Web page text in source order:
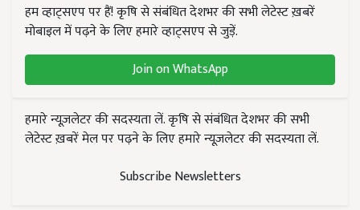
हम व्हाट्सएप पर हैं! कृषि से संबंधित देशभर की सभी लेटेस्ट ख़बरें
मोबाइल में पढ़ने के लिए हमारे व्हाट्सएप से जुड़ें.
Join on WhatsApp
हमारे न्यूज़लेटर की सदस्यता लें. कृषि से संबंधित देशभर की सभी
लेटेस्ट ख़बरें मेल पर पढ़ने के लिए हमारे न्यूज़लेटर की सदस्यता लें.
Subscribe Newsletters